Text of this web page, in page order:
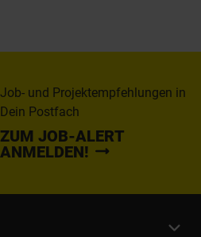
Job- und Projektempfehlungen in
Dein Postfach
ZUM JOB-ALERT
ANMELDEN!